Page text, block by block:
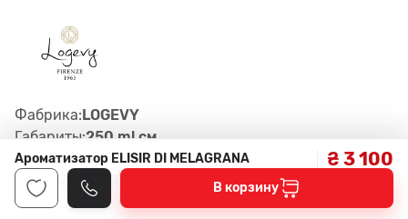
Фабрика:LOGEVY
Габариты:250 ml см
Цвет:Красный
Артикул:
ELISIR DI MELAGRANA
Ароматизатор ELISIR DI MELAGRANA ₴ 3 100
В корзину